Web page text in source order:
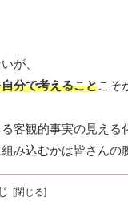
が、
分で考えることこそ
客観的事実の見える
み込むかは皆さんの